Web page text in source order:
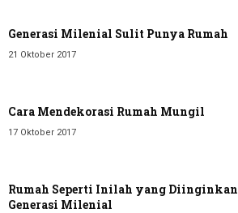
Generasi Milenial Sulit Punya Rumah
21 Oktober 2017
Cara Mendekorasi Rumah Mungil
17 Oktober 2017
Rumah Seperti Inilah yang Diinginkan
Generasi Milenial